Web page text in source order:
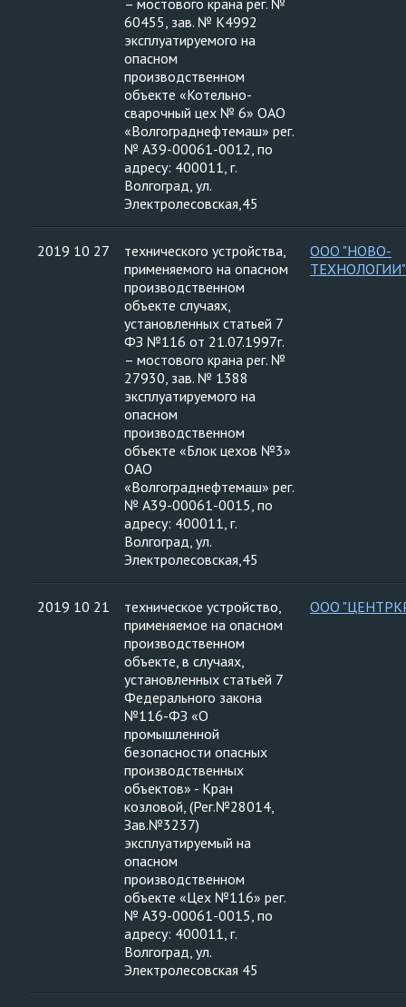
– мостового крана рег. №
60455, зав. № К4992
эксплуатируемого на
опасном
производственном
объекте «Котельно-
сварочный цех № 6» ОАО
«Волгограднефтемаш» рег.
№ А39-00061-0012, по
адресу: 400011, г.
Волгоград, ул.
Электролесовская,45
2019 10 27
технического устройства,
применяемого на опасном
производственном
объекте случаях,
установленных статьей 7
ФЗ №116 от 21.07.1997г.
– мостового крана рег. №
27930, зав. № 1388
эксплуатируемого на
опасном
производственном
объекте «Блок цехов №3»
ОАО
«Волгограднефтемаш» рег.
№ А39-00061-0015, по
адресу: 400011, г.
Волгоград, ул.
Электролесовская,45
ООО "НОВО-
ТЕХНОЛОГИИ"
2019 10 21
техническое устройство,
применяемое на опасном
производственном
объекте, в случаях,
установленных статьей 7
Федерального закона
№116-ФЗ «О
промышленной
безопасности опасных
производственных
объектов» - Кран
козловой, (Рег.№28014,
Зав.№3237)
эксплуатируемый на
опасном
производственном
объекте «Цех №116» рег.
№ А39-00061-0015, по
адресу: 400011, г.
Волгоград, ул.
Электролесовская 45
ООО